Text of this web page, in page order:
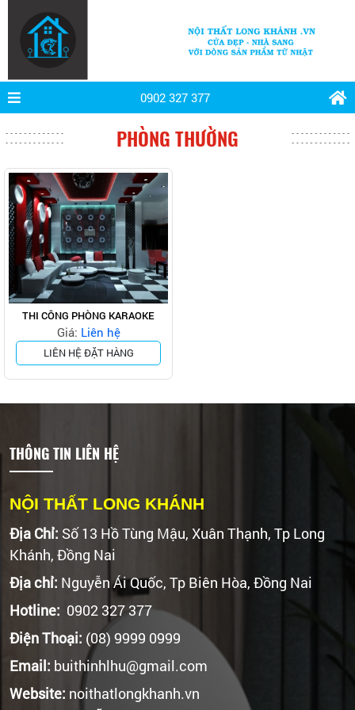
0902 327 377
PHÒNG THƯỜNG
THI CÔNG PHÒNG KARAOKE
Giá: Liên hệ
LIÊN HỆ ĐẶT HÀNG
THÔNG TIN LIÊN HỆ
NỘI THẤT LONG KHÁNH
Địa Chỉ: Số 13 Hồ Tùng Mậu, Xuân Thạnh, Tp Long
Khánh, Đồng Nai
Địa chỉ: Nguyễn Ái Quốc, Tp Biên Hòa, Đồng Nai
Hotline: 0902 327 377
Điện Thoại: (08) 9999 0999
Email: buithinhlhu@gmail.com
Website: noithatlongkhanh.vn